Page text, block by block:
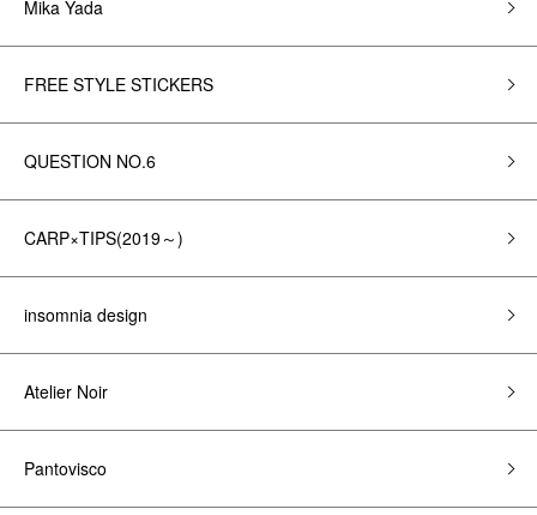
Mika Yada
FREE STYLE STICKERS
QUESTION NO.6
CARP×TIPS(2019～)
insomnia design
Atelier Noir
Pantovisco